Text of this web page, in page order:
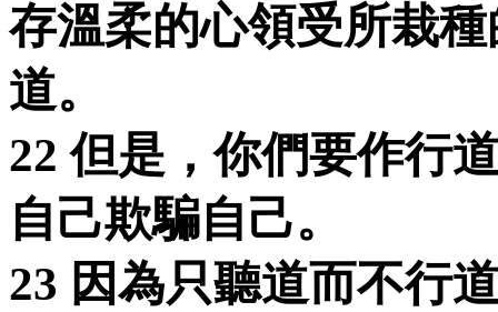
存溫柔的心領受所栽
道。
22 但是，你們要作行
自己欺騙自己。
23 因為只聽道而不行